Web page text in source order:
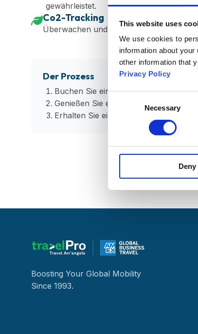
This website uses
We use cookies to
information about
other information that
Privacy Policy
Selection
Necessary
Deny
gewährleistet.
Co2-Tracking
Überwachen und reduzieren Sie Ihren
Der Prozess
Buchen Sie einen Termin, der in Ihren
Genießen Sie eine maßgeschneiderte
Erhalten Sie ein persönliches
Boosting Your Global Mobility
Since 1993.